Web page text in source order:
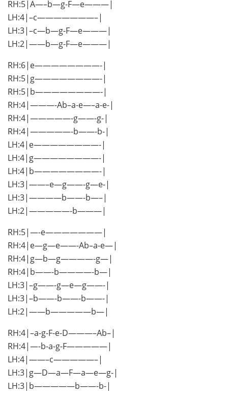
RH:5|A—–b—g-F—e———|
LH:4|–c———————–|
LH:3|–c—b—g-F—e———|
LH:2|——b—g-F—e———|
RH:6|e————————-|
RH:5|g————————-|
RH:5|b————————-|
RH:4|———-Ab–a-e—–a-e-|
RH:4|—————-g——-g-|
RH:4|—————-b——-b-|
LH:4|e————————-|
LH:4|g————————-|
LH:4|b————————-|
LH:3|——–e—g——-g—e-|
LH:3|————b——-b—–|
LH:2|—————-b———|
RH:5|—-e———————|
RH:4|e—g—e——-Ab–a-e—|
RH:4|g—b—g————-g—|
RH:4|b——-b————-b—|
LH:3|–g——-g—e—g——-|
LH:3|–b——-b——-b——-|
LH:2|——b—————b—|
RH:4|–a-g-F-e-D———–Ab–|
RH:4|—-b-a-g-F—————|
LH:4|——–c—————–|
LH:3|g—D—a—F—a—e—g-|
LH:3|b—————b——-b-|